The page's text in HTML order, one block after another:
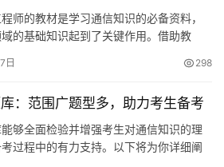
师的教材是学习通信知识的必备资料，
的基础知识起到了关键作用。借助教
日 298
：范围广题型多，助力考生备考
够全面检验并增强考生对通信知识的理
过程中的有力支持。以下将为你详细阐